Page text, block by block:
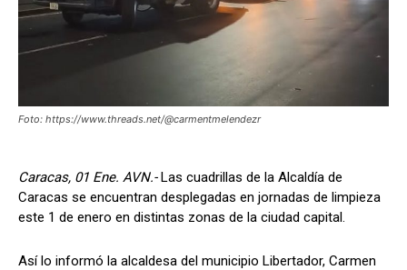
Foto: https://www.threads.net/@carmentmelendezr
Caracas, 01 Ene. AVN.-Las cuadrillas de la Alcaldía de
Caracas se encuentran desplegadas en jornadas de limpieza
este 1 de enero en distintas zonas de la ciudad capital.
Así lo informó la alcaldesa del municipio Libertador, Carmen